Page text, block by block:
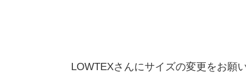
LOWTEXさんにサイズの変更をお願